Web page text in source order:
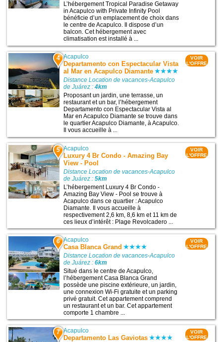
L’hébergement Tropical Paradise Getaway
in Acapulco with Private Infinity Pool
bénéficie d’un emplacement de choix dans
le centre de Acapulco. Il dispose d’un
balcon. Cet hébergement avec
climatisation est installé à ...
4 Acapulco
Departamento con Espectacular Vista
al Mar en Acapulco Diamante
Distance Location de vacances-Acapulco
de Juárez :4km
Proposant un jardin, une terrasse, un
restaurant et un bar, l’hébergement
Departamento con Espectacular Vista al
Mar en Acapulco Diamante se trouve dans
le quartier Acapulco Diamante, à Acapulco.
Il vous accueille à ...
VOIR
L'OFFRE
5 Acapulco
Luxury 4 Br Condo - Amazing Bay
View - Pool
Distance Location de vacances-Acapulco
de Juárez :5km
L’hébergement Luxury 4 Br Condo -
Amazing Bay View - Pool se trouve à
Acapulco dans ce quartier : Acapulco
Diamante. Il vous accueille à
respectivement 2,6 km, 8,6 km et 11 km de
ces lieux d’intérêt : Plage Revolcadero ...
VOIR
L'OFFRE
6 Acapulco
Casa Blanca Grand
Distance Location de vacances-Acapulco
de Juárez :6km
Situé dans le centre de Acapulco,
l’hébergement Casa Blanca Grand
possède une piscine extérieure, un jardin,
une connexion Wi-Fi gratuite et un parking
privé gratuit. Cet appartement comprend
un restaurant et un bar. Cet appartement
comporte 1 chambre ...
VOIR
L'OFFRE
7 Acapulco
Departamento Las Gaviotas
VOIR
L'OFFRE